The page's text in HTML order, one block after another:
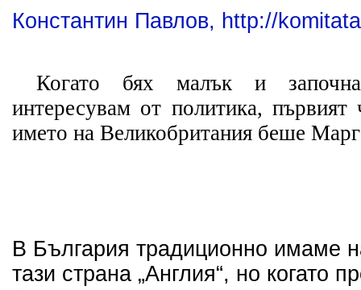
Константин Павлов, http://
Когато бях малък и
интересувам от политика, първият
името на Великобритания беше
В България традиционно имаме
тази страна „Англия“, но когато